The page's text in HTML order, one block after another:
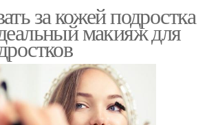
за кожей подростка
макияж для